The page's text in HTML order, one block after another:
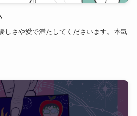
しさや愛で満たしてくださいます。本気